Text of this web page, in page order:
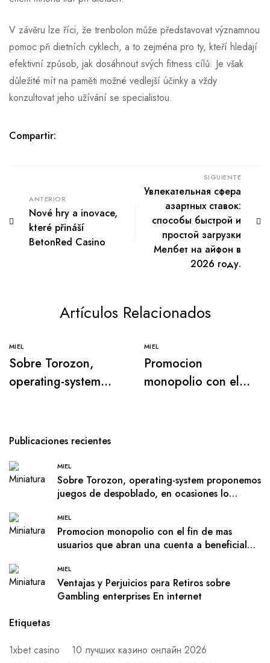
V závěru lze říci, že trenbolon může představovat významnou
pomoc při dietních cyklech, a to zejména pro ty, kteří hledají
efektivní způsob, jak dosáhnout svých fitness cílů. Je však
důležité mít na paměti možné vedlejší účinky a vždy
konzultovat jeho užívání se specialistou.
Compartir:
ANTERIOR
Nové hry a inovace,
které přináší
BetonRed Casino
SIGUIENTE
Увлекательная сфера
азартных ставок:
способы быстрой и
простой загрузки
Мелбет на айфон в
2026 году.
Artículos Relacionados
MIEL
Sobre Torozon,
operating-system
ocasiones lo
apostado
MIEL
Promocion
monopolio con el
Animals de el
Publicaciones recientes
MIEL
Sobre Torozon, operating-system proponemos
juegos de despoblado, en ocasiones lo
MIEL
Promocion monopolio con el fin de mas
usuarios que abran una cuenta a beneficial
MIEL
Ventajas y Perjuicios para Retiros sobre
Gambling enterprises En internet
Etiquetas
1xbet casino
10 лучших казино онлайн 2026